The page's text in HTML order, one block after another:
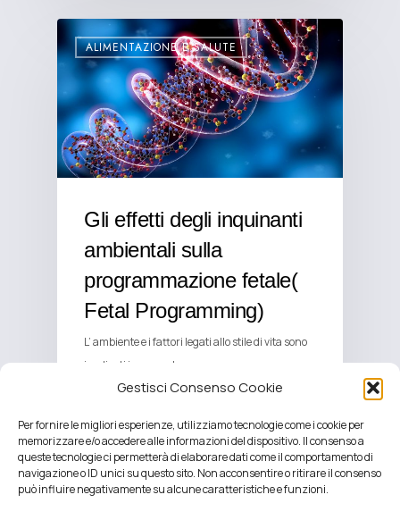
Gestisci Consenso Cookie
Per fornire le migliori esperienze, utilizziamo tecnologie come i cookie per
memorizzare e/o accedere alle informazioni del dispositivo. Il consenso a
queste tecnologie ci permetterà di elaborare dati come il comportamento di
navigazione o ID unici su questo sito. Non acconsentire o ritirare il consenso
può influire negativamente su alcune caratteristiche e funzioni.
ALIMENTAZIONE E SALUTE
Gli effetti degli inquinanti
ambientali sulla
programmazione fetale(
Fetal Programming)
L’ ambiente e i fattori legati allo stile di vita sono
implicati in un vasto…